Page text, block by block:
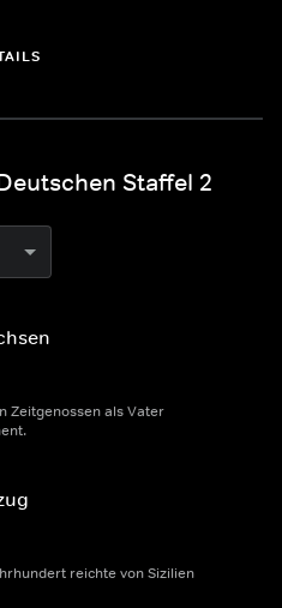
Staffel 2
Zeitgenossen als Vater
reichte von Sizilien